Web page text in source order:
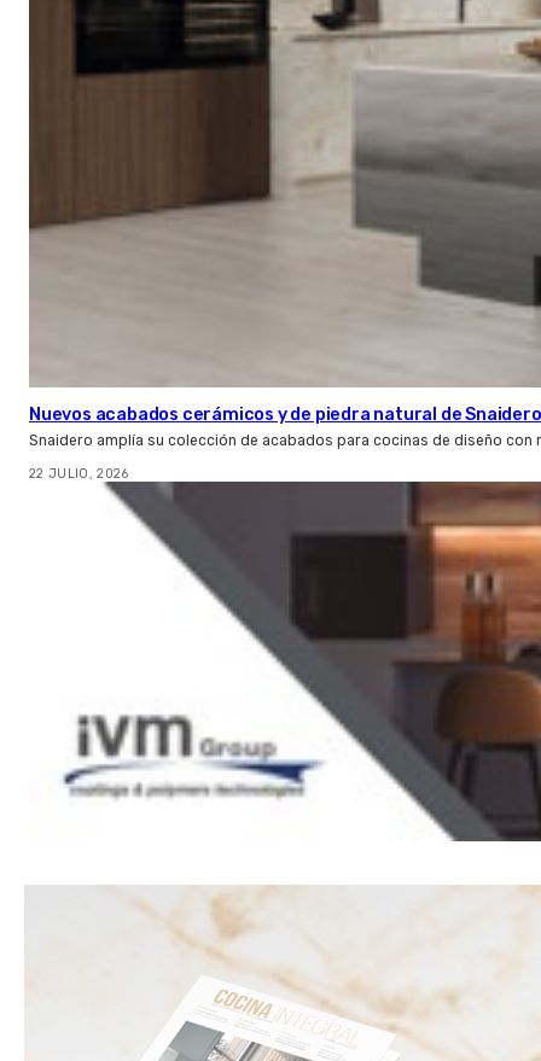
Nuevos acabados cerámicos y de piedra natural de Snaidero
Snaidero amplía su colección de acabados para cocinas de diseño
22 JULIO, 2026